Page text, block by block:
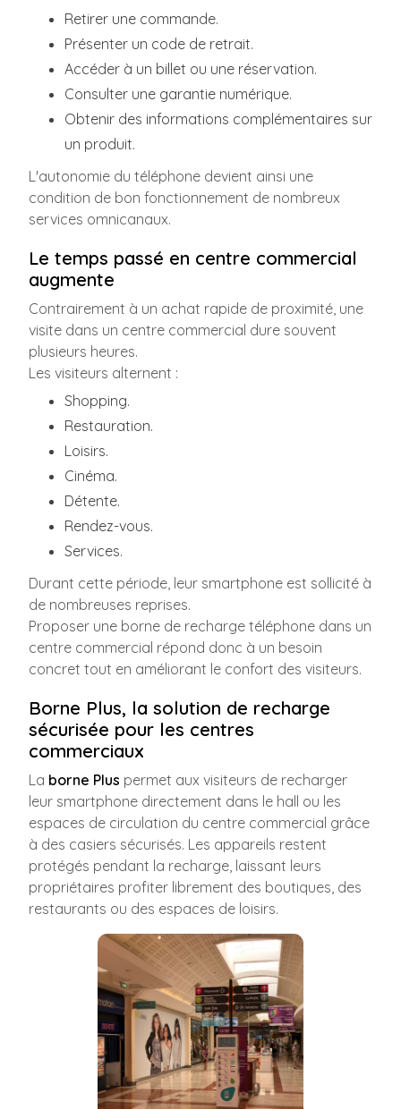
Retirer une commande.
Présenter un code de retrait.
Accéder à un billet ou une réservation.
Consulter une garantie numérique.
Obtenir des informations complémentaires sur
un produit.
L'autonomie du téléphone devient ainsi une
condition de bon fonctionnement de nombreux
services omnicanaux.
Le temps passé en centre commercial
augmente
Contrairement à un achat rapide de proximité, une
visite dans un centre commercial dure souvent
plusieurs heures.
Les visiteurs alternent :
Shopping.
Restauration.
Loisirs.
Cinéma.
Détente.
Rendez-vous.
Services.
Durant cette période, leur smartphone est sollicité à
de nombreuses reprises.
Proposer une borne de recharge téléphone dans un
centre commercial répond donc à un besoin
concret tout en améliorant le confort des visiteurs.
Borne Plus, la solution de recharge
sécurisée pour les centres
commerciaux
La borne Plus permet aux visiteurs de recharger
leur smartphone directement dans le hall ou les
espaces de circulation du centre commercial grâce
à des casiers sécurisés. Les appareils restent
protégés pendant la recharge, laissant leurs
propriétaires profiter librement des boutiques, des
restaurants ou des espaces de loisirs.